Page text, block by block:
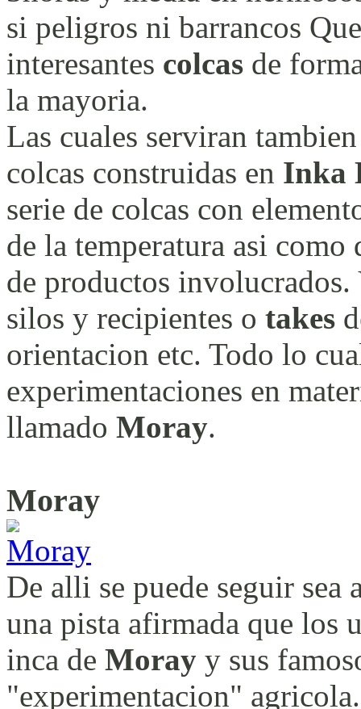
si peligros ni barrancos
interesantes colcas de
la mayoria.
Las cuales serviran
colcas construidas en Inka
serie de colcas con
de la temperatura asi
de productos
silos y recipientes o takes
orientacion etc. Todo lo
experimentaciones en
llamado Moray.
Moray
De alli se puede seguir
una pista afirmada que los
inca de Moray y sus
"experimentacion" agricola.